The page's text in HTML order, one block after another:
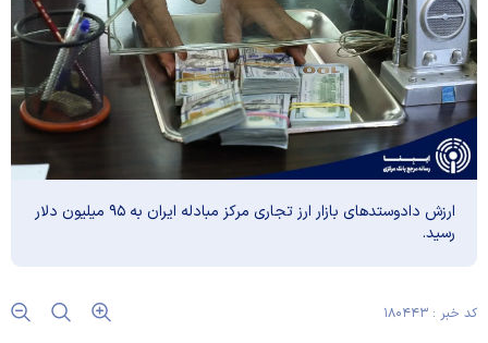
ارزش دادوستد‌های بازار ارز تجاری مرکز مبادله ایران به ۹۵ میلیون دلار
رسید.
کد خبر : ۱۸۰۴۴۳